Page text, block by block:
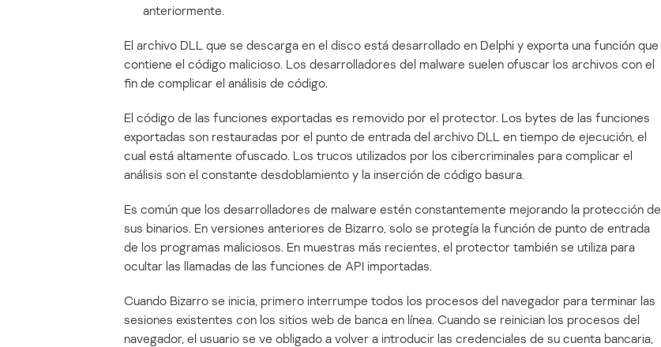
anteriormente.
El archivo DLL que se descarga en el disco está desarrollado en Delphi y exporta una función que
contiene el código malicioso. Los desarrolladores del malware suelen ofuscar los archivos con el
fin de complicar el análisis de código.
El código de las funciones exportadas es removido por el protector. Los bytes de las funciones
exportadas son restauradas por el punto de entrada del archivo DLL en tiempo de ejecución, el
cual está altamente ofuscado. Los trucos utilizados por los cibercriminales para complicar el
análisis son el constante desdoblamiento y la inserción de código basura.
Es común que los desarrolladores de malware estén constantemente mejorando la protección de
sus binarios. En versiones anteriores de Bizarro, solo se protegía la función de punto de entrada
de los programas maliciosos. En muestras más recientes, el protector también se utiliza para
ocultar las llamadas de las funciones de API importadas.
Cuando Bizarro se inicia, primero interrumpe todos los procesos del navegador para terminar las
sesiones existentes con los sitios web de banca en línea. Cuando se reinician los procesos del
navegador, el usuario se ve obligado a volver a introducir las credenciales de su cuenta bancaria,